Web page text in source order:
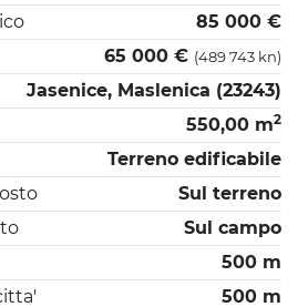
85 000 €
65 000 € (489 743 kn)
Jasenice, Maslenica (23243)
550,00 m2
Terreno edificabile
Sul terreno
Sul campo
500 m
500 m